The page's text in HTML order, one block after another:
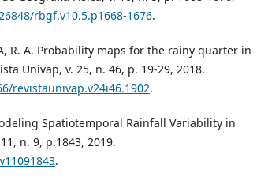
rbgf.v10.5.p1668-1676.
R. A. Probability maps for the rainy quarter in
Univap, v. 25, n. 46, p. 19-29, 2018.
revistaunivap.v24i46.1902.
Spatiotemporal Rainfall Variability in
n. 9, p.1843, 2019.
.